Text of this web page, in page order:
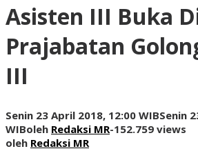
Asisten III Buka
Prajabatan
III
Senin 23 April 2018, 12:00 WIBSenin
WIBoleh Redaksi MR-152.759 views
oleh Redaksi MR